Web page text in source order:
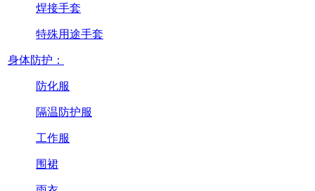
焊接手套
特殊用途手套
身体防护：
防化服
隔温防护服
工作服
围裙